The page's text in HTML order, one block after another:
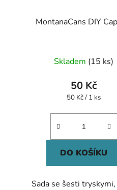
MontanaCans DIY
hodnocení
produktu
je
z
hvězdiček.
Skladem (15 ks)
50 Kč
Měrná
50 Kč / 1 ks
DO KOŠÍKU
Sada se šesti